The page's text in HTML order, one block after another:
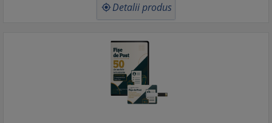
 Detalii produs